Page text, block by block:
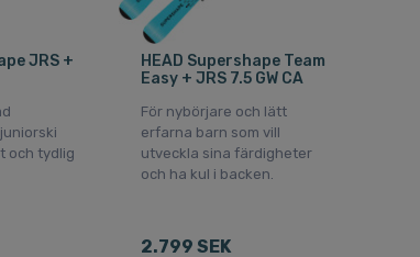
JRS +
och tydlig
HEAD Supershape Team
Easy + JRS 7.5 GW CA
För nybörjare och lätt
erfarna barn som vill
utveckla sina färdigheter
och ha kul i backen.
2.799 SEK